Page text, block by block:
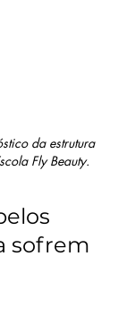
da estrutura
Fly Beauty.
sofrem